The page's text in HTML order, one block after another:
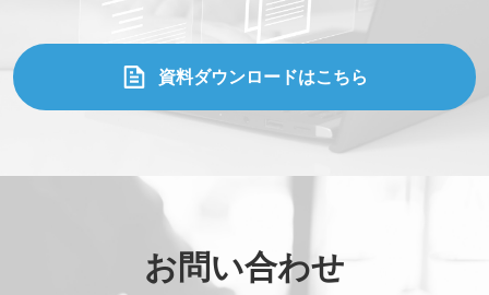
資料ダウンロードはこちら
お問い合わせ